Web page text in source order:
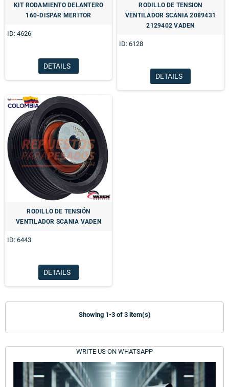
WRITE US ON WHATSAPP
KIT RODAMIENTO DELANTERO
160-DISPAR MERITOR
ID: 4626
DETAILS
RODILLO DE TENSION
VENTILADOR SCANIA 2089431
2129402 VADEN
ID: 6128
DETAILS
RODILLO DE TENSIÓN
VENTILADOR SCANIA VADEN
ID: 6443
DETAILS
Showing 1-3 of 3 item(s)